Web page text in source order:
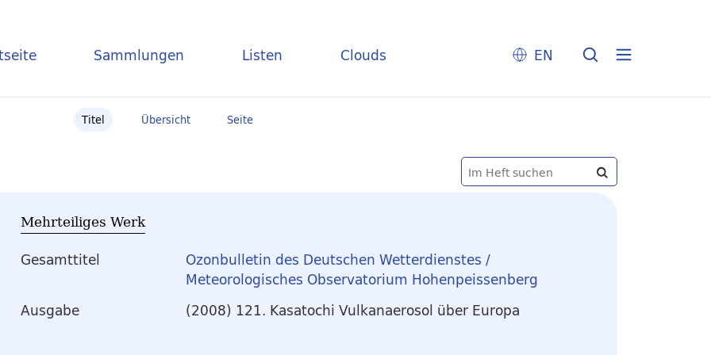
Sammlungen Listen Clouds EN
Titel Übersicht Seite
Mehrteiliges Werk
Gesamttitel
Ozonbulletin des Deutschen Wetterdienstes /
Meteorologisches Observatorium Hohenpeissenberg
Ausgabe
(2008) 121. Kasatochi Vulkanaerosol über Europa